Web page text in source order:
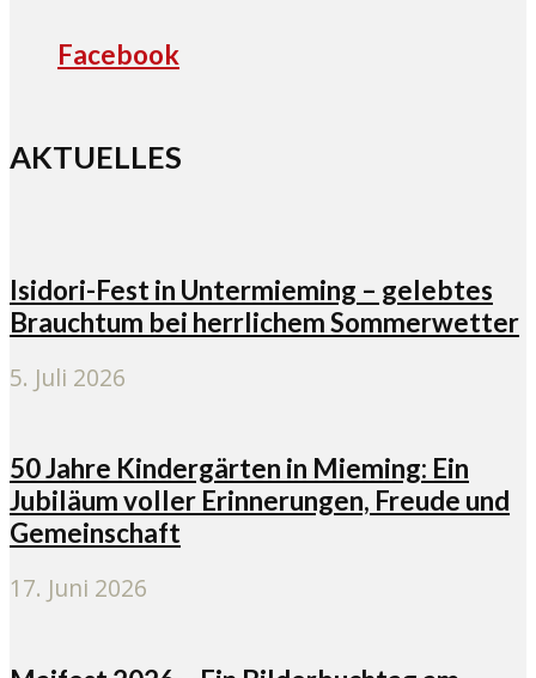
Facebook
AKTUELLES
Isidori-Fest in Untermieming – gelebtes
Brauchtum bei herrlichem Sommerwetter
5. Juli 2026
50 Jahre Kindergärten in Mieming: Ein
Jubiläum voller Erinnerungen, Freude und
Gemeinschaft
17. Juni 2026